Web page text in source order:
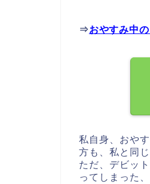
⇒おやすみ中
私自身、おや
方も、私と同
ただ、デビッ
ってしまった、